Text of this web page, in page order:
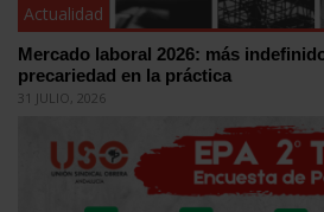
Actualidad
Mercado laboral 2026: más
precariedad en la práctica
31 JULIO, 2026